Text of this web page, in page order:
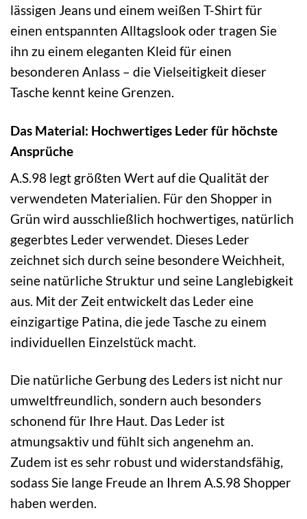
lässigen Jeans und einem weißen T-Shirt für
einen entspannten Alltagslook oder tragen Sie
ihn zu einem eleganten Kleid für einen
besonderen Anlass – die Vielseitigkeit dieser
Tasche kennt keine Grenzen.
Das Material: Hochwertiges Leder für höchste
Ansprüche
A.S.98 legt größten Wert auf die Qualität der
verwendeten Materialien. Für den Shopper in
Grün wird ausschließlich hochwertiges, natürlich
gegerbtes Leder verwendet. Dieses Leder
zeichnet sich durch seine besondere Weichheit,
seine natürliche Struktur und seine Langlebigkeit
aus. Mit der Zeit entwickelt das Leder eine
einzigartige Patina, die jede Tasche zu einem
individuellen Einzelstück macht.
Die natürliche Gerbung des Leders ist nicht nur
umweltfreundlich, sondern auch besonders
schonend für Ihre Haut. Das Leder ist
atmungsaktiv und fühlt sich angenehm an.
Zudem ist es sehr robust und widerstandsfähig,
sodass Sie lange Freude an Ihrem A.S.98 Shopper
haben werden.